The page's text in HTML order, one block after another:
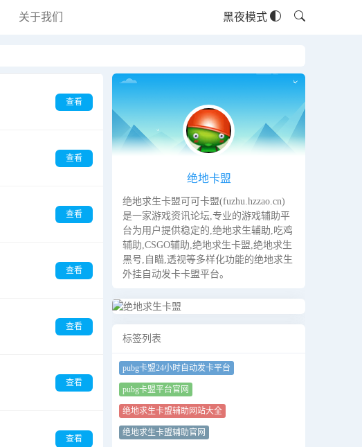
关于我们 黑夜模式
查看
查看
查看
查看
查看
查看
查看
绝地卡盟
绝地求生卡盟可可卡盟(fuzhu.hzzao.cn)
是一家游戏资讯论坛,专业的游戏辅助平
台为用户提供稳定的,绝地求生辅助,吃鸡
辅助,CSGO辅助,绝地求生卡盟,绝地求生
黑号,自瞄,透视等多样化功能的绝地求生
外挂自动发卡卡盟平台。
标签列表
pubg卡盟24小时自动发卡平台
pubg卡盟平台官网
绝地求生卡盟辅助网站大全
绝地求生卡盟辅助官网